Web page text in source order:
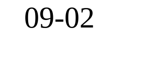
09-02